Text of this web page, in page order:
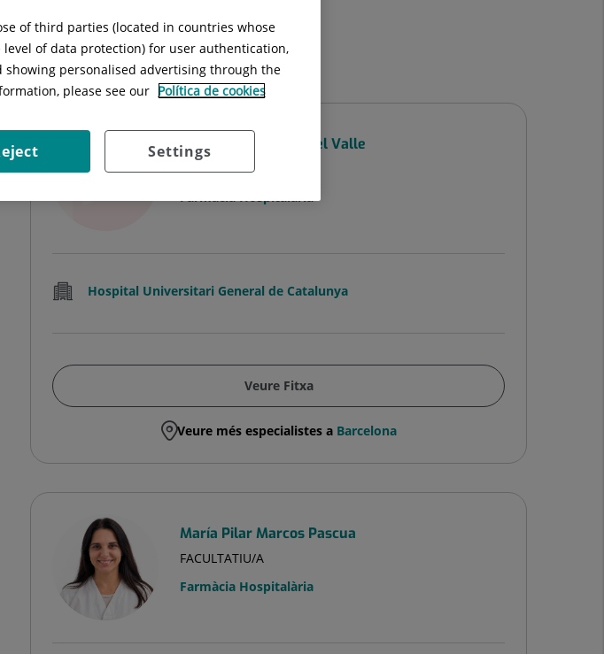
Inés Ángela García del Valle
FACULTATIU/A
Hospital Universitari General de Catalunya
Veure Fitxa
Veure més especialistes a Barcelona
María Pilar Marcos Pascua
FACULTATIU/A
Farmàcia Hospitalària
of third parties (located in countries whose
of data protection) for user authentication,
personalised advertising through the
please see our Política de cookies
Settings